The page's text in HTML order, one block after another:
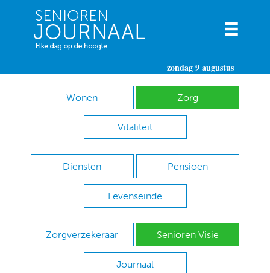
zondag 9 augustus
Wonen Zorg
Vitaliteit
Diensten Pensioen
Levenseinde
Zorgverzekeraar Senioren Visie
Journaal